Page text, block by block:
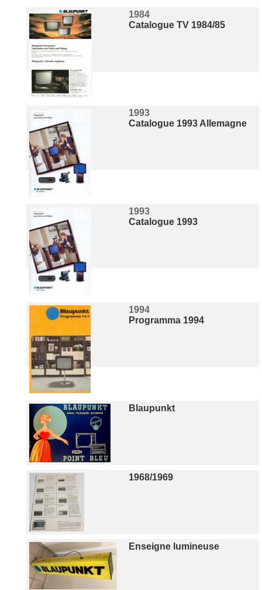
1984
Catalogue TV 1984/85
1993
Catalogue 1993 Allemagne
1993
Catalogue 1993
1994
Programma 1994
Blaupunkt
1968/1969
Enseigne lumineuse